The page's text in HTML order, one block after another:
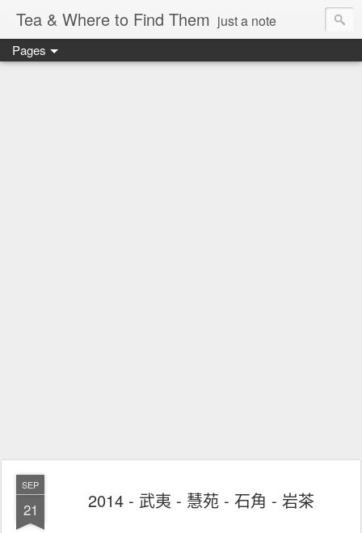
Tea & Where to Find Them just a note
Pages
SEP
21 2014 - 武夷 - 慧苑 - 石角 - 岩茶